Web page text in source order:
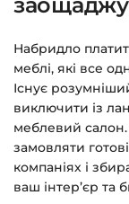
Доступ до
Детальніше
Питання?
чат на сайті.
Набридло
меблі, які все
Існує
виключити із
меблевий салон.
замовляти
компаніях і
ваш інтер’єр та